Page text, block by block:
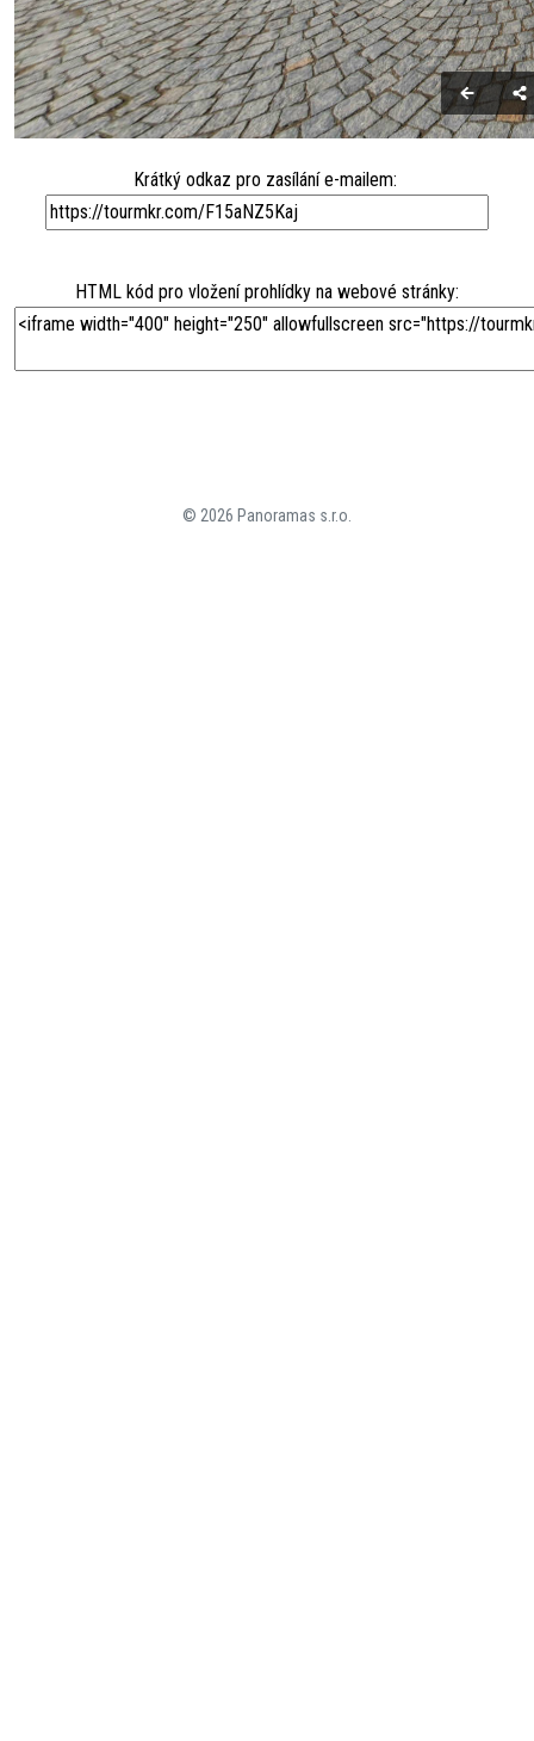
Krátký odkaz pro zasílání e-mailem:
HTML kód pro vložení prohlídky na webové stránky:
© 2026 Panoramas s.r.o.